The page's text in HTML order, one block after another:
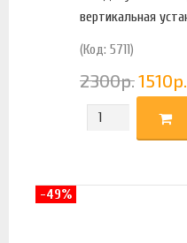
вертикальная
(Код: 5711)
2300р.1510р.
-49%